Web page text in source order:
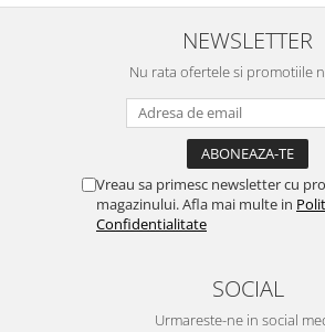
NEWSLETTER
Nu rata ofertele si promotiile
Vreau sa primesc newsletter cu
magazinului. Afla mai multe in
Confidentialitate
SOCIAL
Urmareste-ne in social